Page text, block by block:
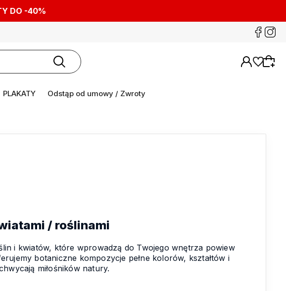
DO -40%
PLAKATY Odstąp od umowy / Zwroty
/ roślinami
i kwiatów, które wprowadzą do Twojego wnętrza powiew
botaniczne kompozycje pełne kolorów, kształtów i
miłośników natury.